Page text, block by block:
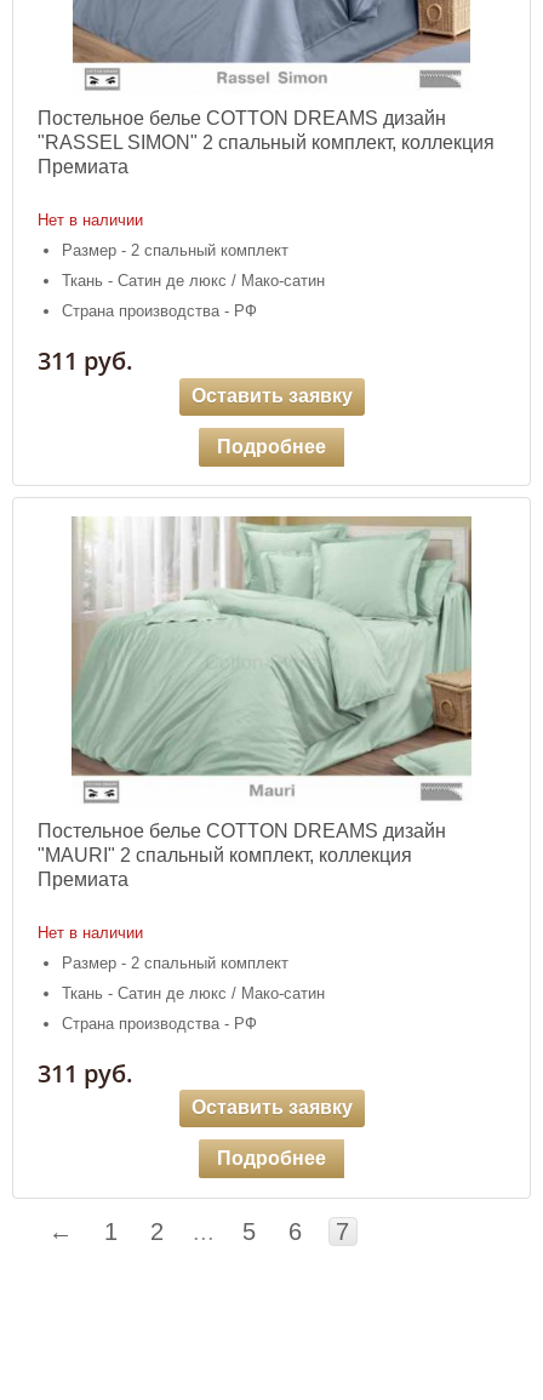
Постельное белье COTTON DREAMS дизайн
"RASSEL SIMON" 2 спальный комплект, коллекция
Премиата
Нет в наличии
Размер - 2 спальный комплект
Ткань - Сатин де люкс / Мако-сатин
Страна производства - РФ
311 руб.
Оставить заявку
Подробнее
Постельное белье COTTON DREAMS дизайн
"MAURI" 2 спальный комплект, коллекция
Премиата
Нет в наличии
Размер - 2 спальный комплект
Ткань - Сатин де люкс / Мако-сатин
Страна производства - РФ
311 руб.
Оставить заявку
Подробнее
← 1 2 ... 5 6 7